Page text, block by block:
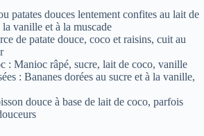
patates douces lentement confites au lait de
vanille et à la muscade
de patate douce, coco et raisins, cuit au
: Manioc râpé, sucre, lait de coco, vanille
: Bananes dorées au sucre et à la vanille,
douce à base de lait de coco, parfois